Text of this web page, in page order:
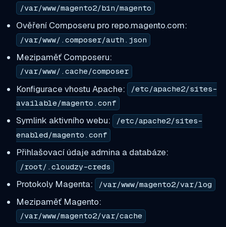
/var/www/magento2/bin/magento
Ověření Composeru pro repo.magento.com:
/var/www/.composer/auth.json
Mezipaměť Composeru:
/var/www/.cache/composer
Konfigurace vhostu Apache:
/etc/apache2/sites-
available/magento.conf
Symlink aktivního webu:
/etc/apache2/sites-
enabled/magento.conf
Přihlašovací údaje admina a databáze:
/root/.cloudzy-creds
Protokoly Magenta: /var/www/magento2/var/log
Mezipaměť Magento:
/var/www/magento2/var/cache